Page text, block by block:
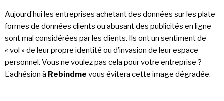
Aujourd’hui les entreprises achetant des données sur les plate-
formes de données clients ou abusant des publicités en ligne
sont mal considérées par les clients. Ils ont un sentiment de
« vol » de leur propre identité ou d’invasion de leur espace
personnel. Vous ne voulez pas cela pour votre entreprise ?
L’adhésion à Rebindme vous évitera cette image dégradée.